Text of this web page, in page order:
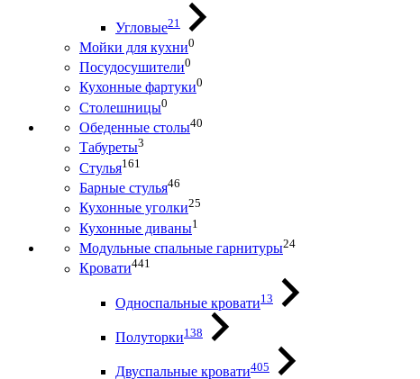
Угловые21
Мойки для кухни0
Посудосушители0
Кухонные фартуки0
Столешницы0
Обеденные столы40
Табуреты3
Стулья161
Барные стулья46
Кухонные уголки25
Кухонные диваны1
Модульные спальные гарнитуры24
Кровати441
Односпальные кровати13
Полуторки138
Двуспальные кровати405